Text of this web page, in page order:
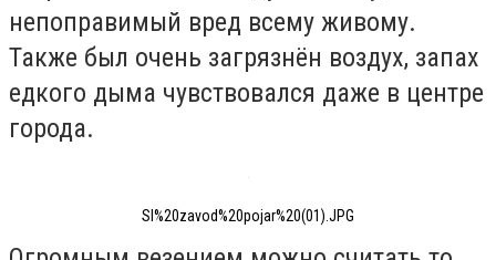
непоправимый вред всему живому.
Также был очень загрязнён воздух, запах
едкого дыма чувствовался даже в центре
города.
Sl%20zavod%20pojar%20(01).JPG